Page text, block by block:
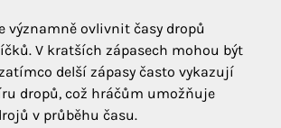
významně ovlivnit časy dropů
V kratších zápasech mohou být
delší zápasy často vykazují
dropů, což hráčům umožňuje
v průběhu času.